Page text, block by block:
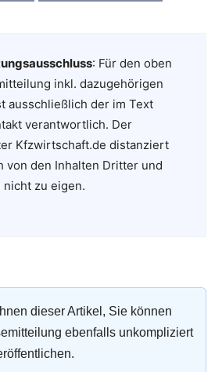
: Für den oben
inkl. dazugehörigen
ausschließlich der im Text
verantwortlich. Der
Kfzwirtschaft.de distanziert
von den Inhalten Dritter und
nicht zu eigen.
dieser Artikel, Sie können
ebenfalls unkompliziert